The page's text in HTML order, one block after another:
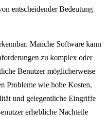
entscheidender Bedeutung
Manche Software kann
zu komplex oder
Benutzer möglicherweise
Probleme wie hohe Kosten,
und gelegentliche Eingriffe
erhebliche Nachteile